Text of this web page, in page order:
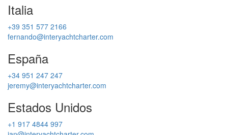
Italia
+39 351 577 2166
fernando@interyachtcharter.com
España
+34 951 247 247
jeremy@interyachtcharter.com
Estados Unidos
+1 917 4844 997